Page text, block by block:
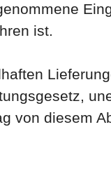
ist.
von diesem